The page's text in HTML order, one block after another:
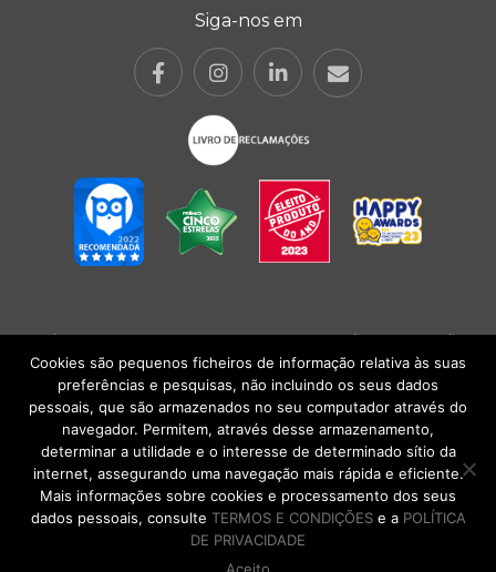
Siga-nos em
POLÍTICA DE PRIVACIDADE|TERMOS E CONDIÇÕESlCONDIÇÕES
GERAIS DE VENDA| Alberto Oculista, SA 2026. Todos os direitos reservados.
Cookies são pequenos ficheiros de informação relativa às suas
preferências e pesquisas, não incluindo os seus dados
pessoais, que são armazenados no seu computador através do
navegador. Permitem, através desse armazenamento,
determinar a utilidade e o interesse de determinado sítio da
internet, assegurando uma navegação mais rápida e eficiente.
Mais informações sobre cookies e processamento dos seus
dados pessoais, consulte TERMOS E CONDIÇÕESe a POLÍTICA
DE PRIVACIDADE